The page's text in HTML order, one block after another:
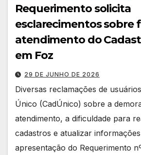
Requerimento solicita
esclarecimentos sobre
atendimento do
em Foz
29 DE JUNHO DE 2026
Diversas reclamações de
Único (CadÚnico) sobre a
atendimento, a dificuldade para
cadastros e atualizar
apresentação do Requerimento